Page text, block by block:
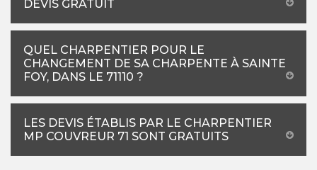
DEVIS GRATUIT
QUEL CHARPENTIER POUR LE
CHANGEMENT DE SA CHARPENTE À SAINTE
FOY, DANS LE 71110 ?
LES DEVIS ÉTABLIS PAR LE CHARPENTIER
MP COUVREUR 71 SONT GRATUITS